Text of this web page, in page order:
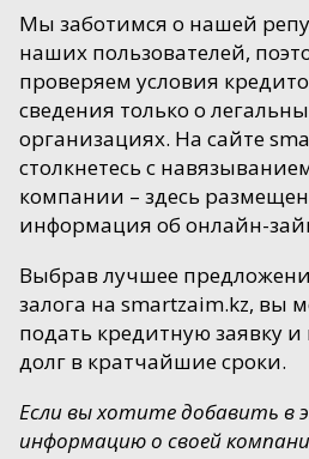
Мы заботимся о нашей
наших пользователей,
проверяем условия
сведения только о
организациях. На сайте
столкнетесь с
компании – здесь
информация об онлайн-
Выбрав лучшее
залога на smartzaim.kz, вы
подать кредитную заявку
долг в кратчайшие сроки.
Если вы хотите добавить в
информацию о своей